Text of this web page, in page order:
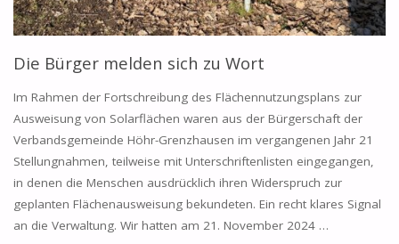
Die Bürger melden sich zu Wort
Im Rahmen der Fortschreibung des Flächennutzungsplans zur
Ausweisung von Solarflächen waren aus der Bürgerschaft der
Verbandsgemeinde Höhr-Grenzhausen im vergangenen Jahr 21
Stellungnahmen, teilweise mit Unterschriftenlisten eingegangen,
in denen die Menschen ausdrücklich ihren Widerspruch zur
geplanten Flächenausweisung bekundeten. Ein recht klares Signal
an die Verwaltung. Wir hatten am 21. November 2024 …